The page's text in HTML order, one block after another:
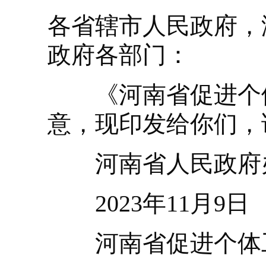
各省辖市人民政府
政府各部门：
《河南省促进个
意，现印发给你们
河南省人民政府
2023年11月9日
河南省促进个体